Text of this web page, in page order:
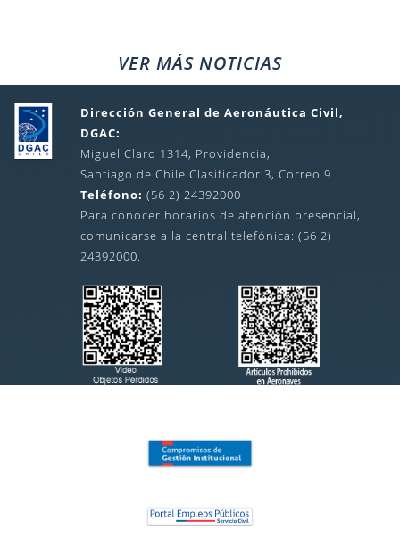
VER MÁS NOTICIAS
Dirección General de Aeronáutica Civil,
DGAC:
Miguel Claro 1314, Providencia,
Santiago de Chile Clasificador 3, Correo 9
Teléfono: (56 2) 24392000
Para conocer horarios de atención presencial,
comunicarse a la central telefónica: (56 2)
24392000.